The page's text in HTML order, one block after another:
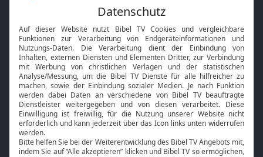
Neuigkeiten
Mobile App
Smart TV
HbbTV
Bibelthek Online-Bibel
Nächster Gottesdienst
Bibel TV
Über uns
Service
Kontakt